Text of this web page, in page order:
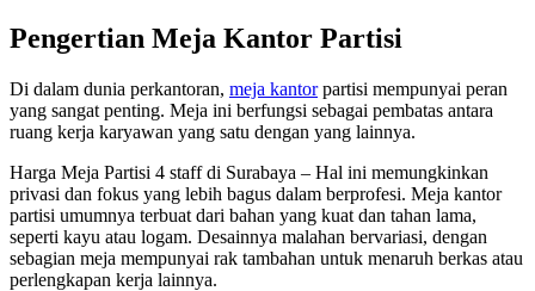
Pengertian Meja Kantor Partisi
Di dalam dunia perkantoran, meja kantorpartisi mempunyai peran
yang sangat penting. Meja ini berfungsi sebagai pembatas antara
ruang kerja karyawan yang satu dengan yang lainnya.
Harga Meja Partisi 4 staff di Surabaya – Hal ini memungkinkan
privasi dan fokus yang lebih bagus dalam berprofesi. Meja kantor
partisi umumnya terbuat dari bahan yang kuat dan tahan lama,
seperti kayu atau logam. Desainnya malahan bervariasi, dengan
sebagian meja mempunyai rak tambahan untuk menaruh berkas atau
perlengkapan kerja lainnya.